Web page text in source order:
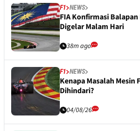
F1 NEWS
FIA Konfirmasi
Digelar Malam Hari
38m ago
F1 NEWS
Kenapa Masalah Mesin
Dihindari?
04/08/26